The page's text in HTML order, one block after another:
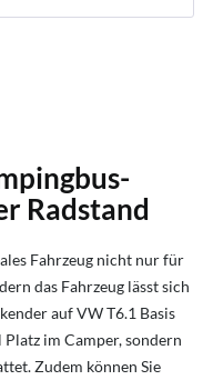
Radstand
Fahrzeug nicht nur für
das Fahrzeug lässt sich
auf VW T6.1 Basis
im Camper, sondern
Zudem können Sie